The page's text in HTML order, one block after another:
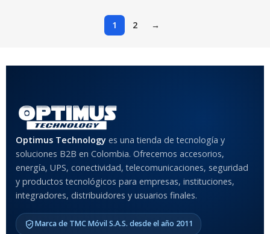
1 2 →
Optimus Technology es una tienda de tecnología y
soluciones B2B en Colombia. Ofrecemos accesorios,
energía, UPS, conectividad, telecomunicaciones, seguridad
y productos tecnológicos para empresas, instituciones,
integradores, distribuidores y usuarios finales.
Marca de TMC Móvil S.A.S. desde el año 2011